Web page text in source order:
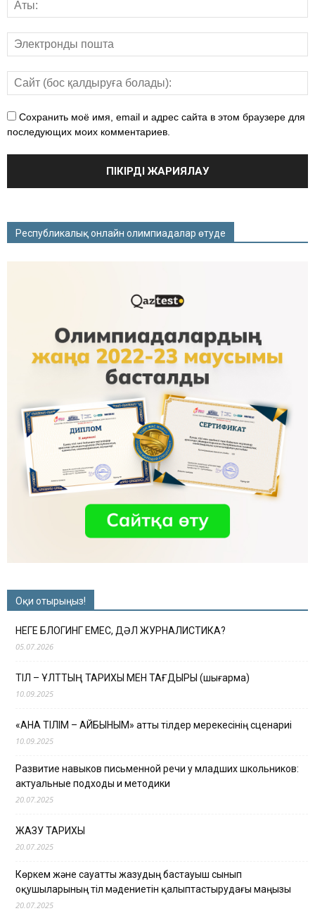
Сохранить моё имя, email и адрес сайта в этом браузере для
последующих моих комментариев.
Республикалық онлайн олимпиадалар өтуде
Оқи отырыңыз!
НЕГЕ БЛОГИНГ ЕМЕС, ДӘЛ ЖУРНАЛИСТИКА?
05.07.2026
ТІЛ – ҰЛТТЫҢ ТАРИХЫ МЕН ТАҒДЫРЫ (шығарма)
10.09.2025
«АНА ТІЛІМ – АЙБЫНЫМ» атты тілдер мерекесінің сценариі
10.09.2025
Развитие навыков письменной речи у младших школьников:
актуальные подходы и методики
20.07.2025
ЖАЗУ ТАРИХЫ
20.07.2025
Көркем және сауатты жазудың бастауыш сынып
оқушыларының тіл мәдениетін қалыптастырудағы маңызы
20.07.2025